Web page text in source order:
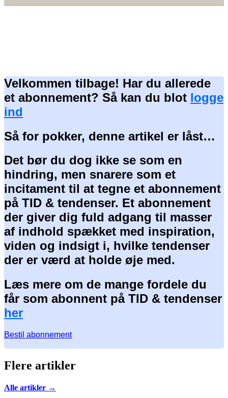
Velkommen tilbage! Har du allerede
et abonnement? Så kan du blot logge
ind
Så for pokker, denne artikel er låst…
Det bør du dog ikke se som en
hindring, men snarere som et
incitament til at tegne et abonnement
på TID & tendenser. Et abonnement
der giver dig fuld adgang til masser
af indhold spækket med inspiration,
viden og indsigt i, hvilke tendenser
der er værd at holde øje med.
Læs mere om de mange fordele du
får som abonnent på TID & tendenser
her
Bestil abonnement
Flere artikler
Alle artikler →